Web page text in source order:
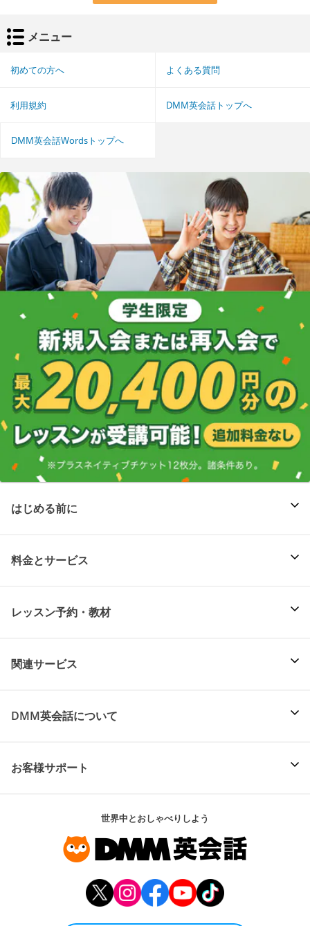
メニュー
初めての方へ よくある質問
利用規約 DMM英会話トップへ
DMM英会話Wordsトップへ
はじめる前に
料金とサービス
レッスン予約・教材
関連サービス
DMM英会話について
お客様サポート
世界中とおしゃべりしよう